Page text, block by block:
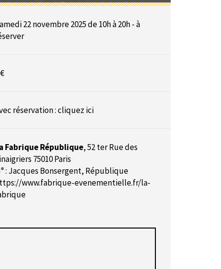
22 novembre 2025 de 10h à 20h - à
réservation :cliquez ici
Fabrique République,52 ter Rue des
75010 Paris
: Jacques Bonsergent, République
www.fabrique-evenementielle.fr/la-